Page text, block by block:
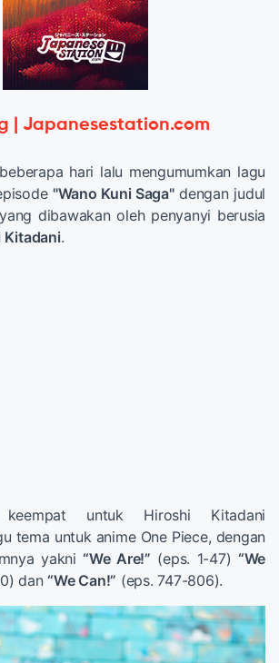
| Japanesestation.com
hari lalu mengumumkan lagu
"Wano Kuni Saga"dengan judul
yang dibawakan oleh penyanyi berusia
Kitadani.
untuk Hiroshi Kitadani
tema untuk anime One Piece, dengan
yakni“We Are!” (eps. 1-47) “We
dan“We Can!” (eps. 747-806).